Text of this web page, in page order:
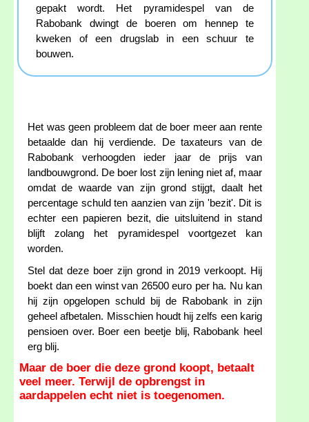
gepakt wordt. Het pyramidespel van de
Rabobank dwingt de boeren om hennep te
kweken of een drugslab in een schuur te
bouwen.
Het was geen probleem dat de boer meer aan rente
betaalde dan hij verdiende. De taxateurs van de
Rabobank verhoogden ieder jaar de prijs van
landbouwgrond. De boer lost zijn lening niet af, maar
omdat de waarde van zijn grond stijgt, daalt het
percentage schuld ten aanzien van zijn 'bezit'. Dit is
echter een papieren bezit, die uitsluitend in stand
blijft zolang het pyramidespel voortgezet kan
worden.
Stel dat deze boer zijn grond in 2019 verkoopt. Hij
boekt dan een winst van 26500 euro per ha. Nu kan
hij zijn opgelopen schuld bij de Rabobank in zijn
geheel afbetalen. Misschien houdt hij zelfs een karig
pensioen over. Boer een beetje blij, Rabobank heel
erg blij.
Maar de boer die deze grond koopt, betaalt
veel meer. Terwijl de opbrengst in
aardappelen echt niet is toegenomen.